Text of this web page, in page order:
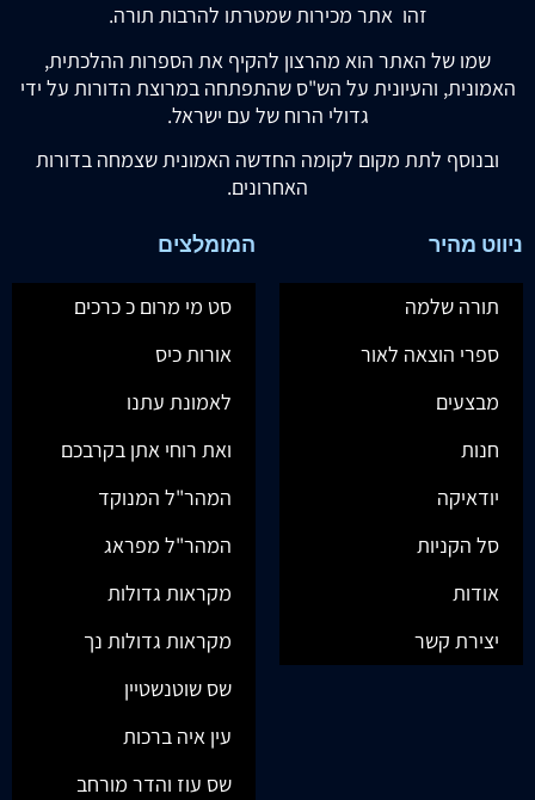
זהו אתר מכירות שמטרתו להרבות תורה.
שמו של האתר הוא מהרצון להקיף את הספרות ההלכתית,
האמונית, והעיונית על הש"ס שהתפתחה במרוצת הדורות על ידי
גדולי הרוח של עם ישראל.
ובנוסף לתת מקום לקומה החדשה האמונית שצמחה בדורות
האחרונים.
ניווט מהיר
תורה שלמה
ספרי הוצאה לאור
מבצעים
חנות
יודאיקה
סל הקניות
אודות
יצירת קשר
המומלצים
סט מי מרום כ כרכים
אורות כיס
לאמונת עתנו
ואת רוחי אתן בקרבכם
המהר"ל המנוקד
המהר"ל מפראג
מקראות גדולות
מקראות גדולות נך
שס שוטנשטיין
עין איה ברכות
שס עוז והדר מורחב